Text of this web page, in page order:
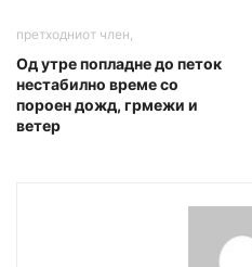
претходниот член,
Од утре попладне до петок
нестабилно време со
пороен дожд, грмежи и
ветер